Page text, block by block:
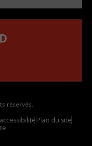
réservés.
Plan du site